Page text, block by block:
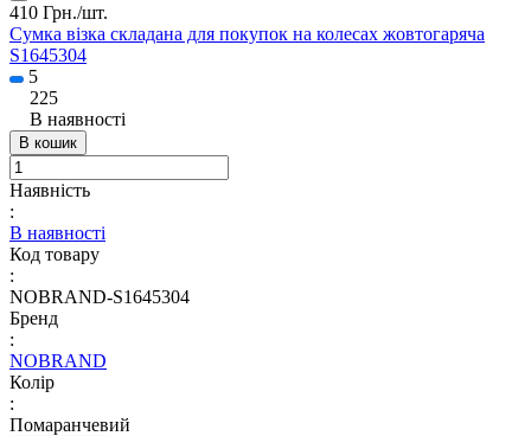
410 Грн./шт.
Сумка візка складана для покупок на колесах жовтогаряча
S1645304
5
225
В наявності
В кошик
Наявність
:
В наявності
Код товару
:
NOBRAND-S1645304
Бренд
:
NOBRAND
Колір
:
Помаранчевий